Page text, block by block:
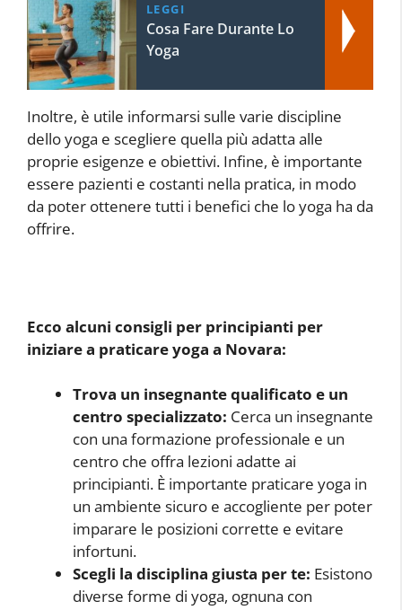
LEGGI
Cosa Fare Durante Lo
Yoga
Inoltre, è utile informarsi sulle varie discipline
dello yoga e scegliere quella più adatta alle
proprie esigenze e obiettivi. Infine, è importante
essere pazienti e costanti nella pratica, in modo
da poter ottenere tutti i benefici che lo yoga ha da
offrire.
Ecco alcuni consigli per principianti per
iniziare a praticare yoga a Novara:
Trova un insegnante qualificato e un
centro specializzato: Cerca un insegnante
con una formazione professionale e un
centro che offra lezioni adatte ai
principianti. È importante praticare yoga in
un ambiente sicuro e accogliente per poter
imparare le posizioni corrette e evitare
infortuni.
Scegli la disciplina giusta per te: Esistono
diverse forme di yoga, ognuna con